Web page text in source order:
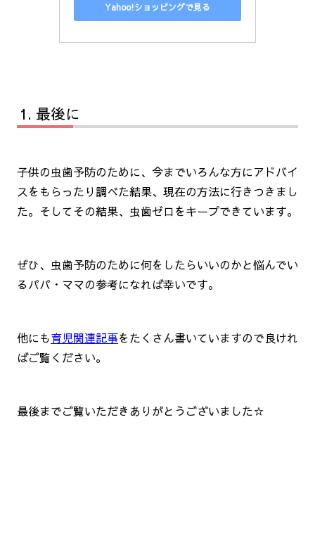
Yahoo!ショッピングで見る
最後に
子供の虫歯予防のために、今までいろんな方にアドバイ
スをもらったり調べた結果、現在の方法に行きつきまし
た。そしてその結果、虫歯ゼロをキープできています。
ぜひ、虫歯予防のために何をしたらいいのかと悩んでい
るパパ・ママの参考になれば幸いです。
他にも育児関連記事をたくさん書いていますので良けれ
ばご覧ください。
最後までご覧いただきありがとうございました☆